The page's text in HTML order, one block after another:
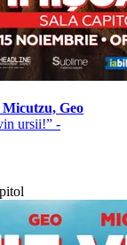
Micutzu, Geo
ursii!” -